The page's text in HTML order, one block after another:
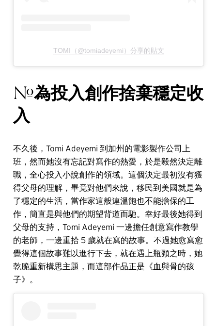
TOMI（@tomiadeyemi）分享的貼文
#為投入創作捨棄穩定收
入
不久後，Tomi Adeyemi 到加州的電影製作公司上
班，然而她沒有忘記對寫作的熱愛，於是毅然決定離
職，全心投入小說創作的領域。這個決定最初沒有獲
得父母的理解，畢竟對他們來說，移民到美國就是為
了穩定的生活，當作家這般連溫飽也不能擔保的工
作，簡直是與他們的期望背道而馳。幸好最後她得到
父母的支持，Tomi Adeyemi 一邊擔任創意寫作教學
的老師，一邊重拾 5 歲就在寫的故事。不過她愈寫愈
覺得這個故事難以進行下去，就在遇上瓶頸之時，她
乾脆重新構思主題，而這部作品正是《血與骨的孩
子》。